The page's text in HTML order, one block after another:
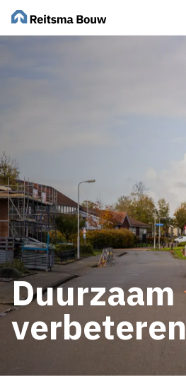
Duurzaam
verbeteren